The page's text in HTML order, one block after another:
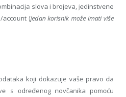
slova i brojeva, jedinstvene
(jedan korisnik može imati više
koji dokazuje vaše pravo da
s određenog novčanika pomoću